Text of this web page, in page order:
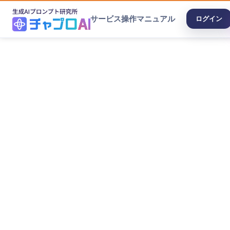
サービス操作マニュアル ログイン